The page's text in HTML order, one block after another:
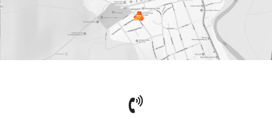
TEL: